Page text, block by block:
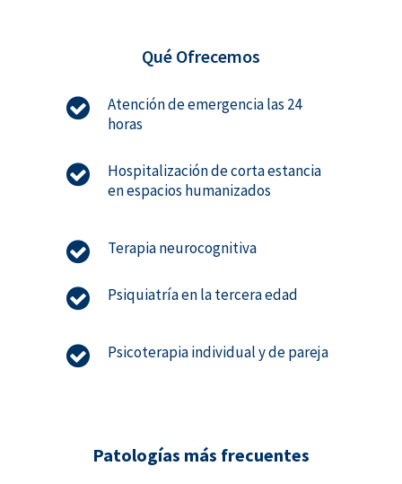
Qué Ofrecemos
Atención de emergencia las 24
horas
Hospitalización de corta estancia
en espacios humanizados
Terapia neurocognitiva
Psiquiatría en la tercera edad
Psicoterapia individual y de pareja
Patologías más frecuentes